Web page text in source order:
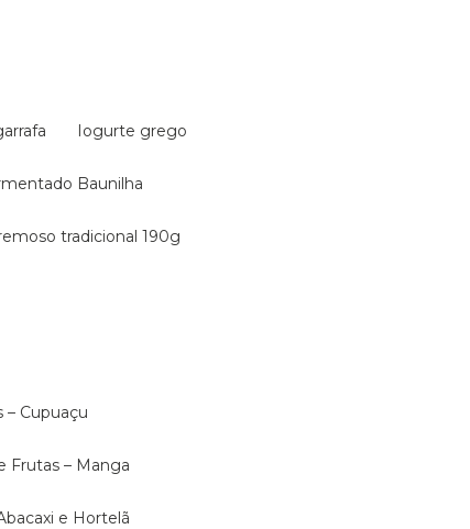
Iogurte grego
Baunilha
tradicional 190g
– Cupuaçu
Frutas – Manga
e Hortelã